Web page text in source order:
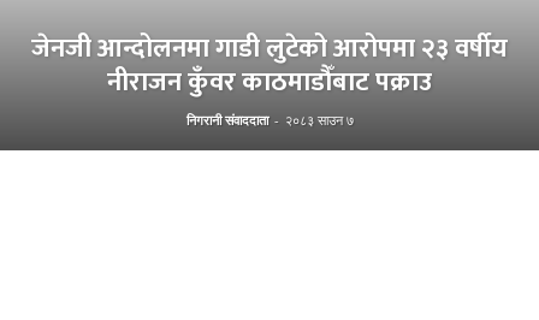
जेनजी आन्दोलनमा गाडी लुटेको आरोपमा २३ वर्षीय
नीराजन कुँवर काठमाडौँबाट पक्राउ
निगरानी संवाददाता - २०८३ साउन ७